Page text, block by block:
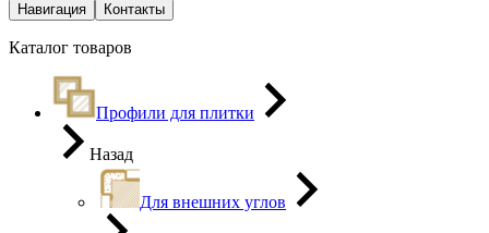
Навигация Контакты
Каталог товаров
Профили для плитки
Назад
Для внешних углов